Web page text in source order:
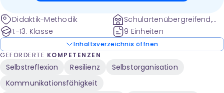
Didaktik-Methodik
1.-13. Klasse
Schulartenübergreifend,
Grundschule und weitere
9 Einheiten
Inhaltsverzeichnis öffnen
GEFÖRDERTE KOMPETENZEN
Selbstreflexion Resilienz
Selbstorganisation
Kommunikationsfähigkeit